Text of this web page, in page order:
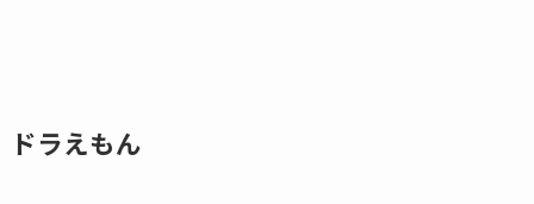
ドラえもん